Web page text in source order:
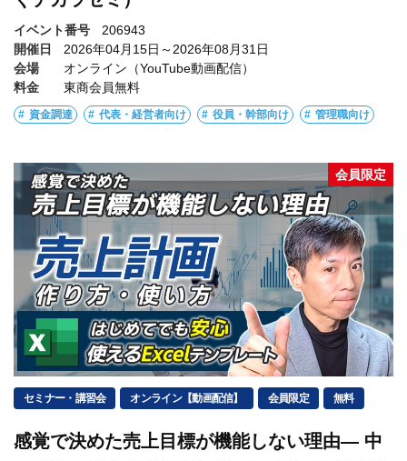
イベント番号
206943
開催日
2026年04月15日～2026年08月31日
会場
オンライン（YouTube動画配信）
料金
東商会員無料
資金調達 代表・経営者向け 役員・幹部向け 管理職向け
会員限定
セミナー・講習会 オンライン【動画配信】 会員限定 無料
感覚で決めた売上目標が機能しない理由― 中